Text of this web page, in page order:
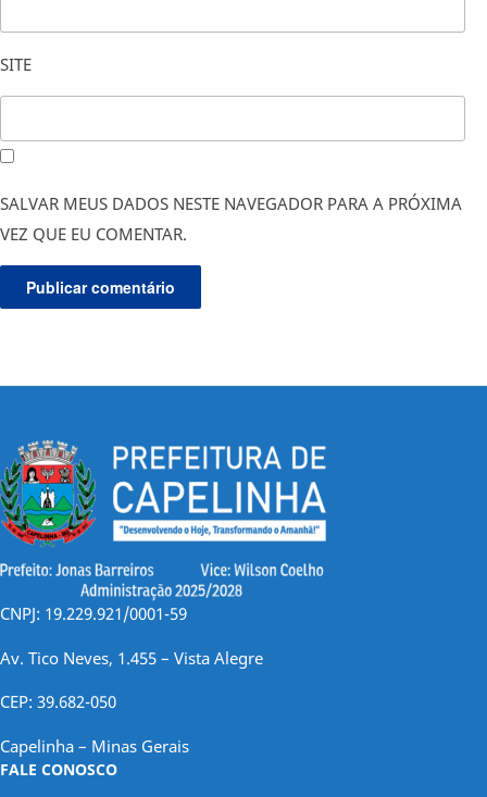
SITE
SALVAR MEUS DADOS NESTE NAVEGADOR PARA A PRÓXIMA
VEZ QUE EU COMENTAR.
CNPJ: 19.229.921/0001-59
Av. Tico Neves, 1.455 – Vista Alegre
CEP: 39.682-050
Capelinha – Minas Gerais
FALE CONOSCO